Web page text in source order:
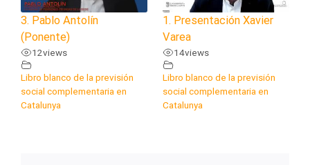
3. Pablo Antolín
(Ponente)
12views
Libro blanco de la previsión
social complementaria en
Catalunya
1. Presentación Xavier
Varea
14views
Libro blanco de la previsión
social complementaria en
Catalunya